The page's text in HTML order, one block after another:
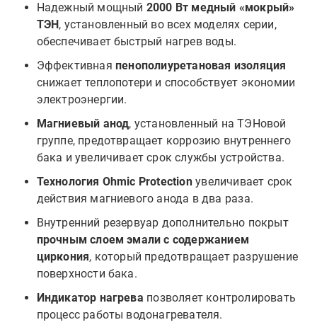
Надежный мощный 2000 Вт медный «мокрый»
ТЭН , установленный во всех моделях серии,
обеспечивает быстрый нагрев воды.
Эффективная пенополиуретановая изоляция
снижает теплопотери и способствует экономии
электроэнергии.
Магниевый анод, установленный на ТЭНовой
группе, предотвращает коррозию внутреннего
бака и увеличивает срок службы устройства.
Технология Ohmic Protectionувеличивает срок
действия магниевого анода в два раза.
Внутренний резервуар дополнительно покрыт
прочным слоем эмали с содержанием
циркония, который предотвращает разрушение
поверхности бака.
Индикатор нагрева позволяет контролировать
процесс работы водонагревателя.